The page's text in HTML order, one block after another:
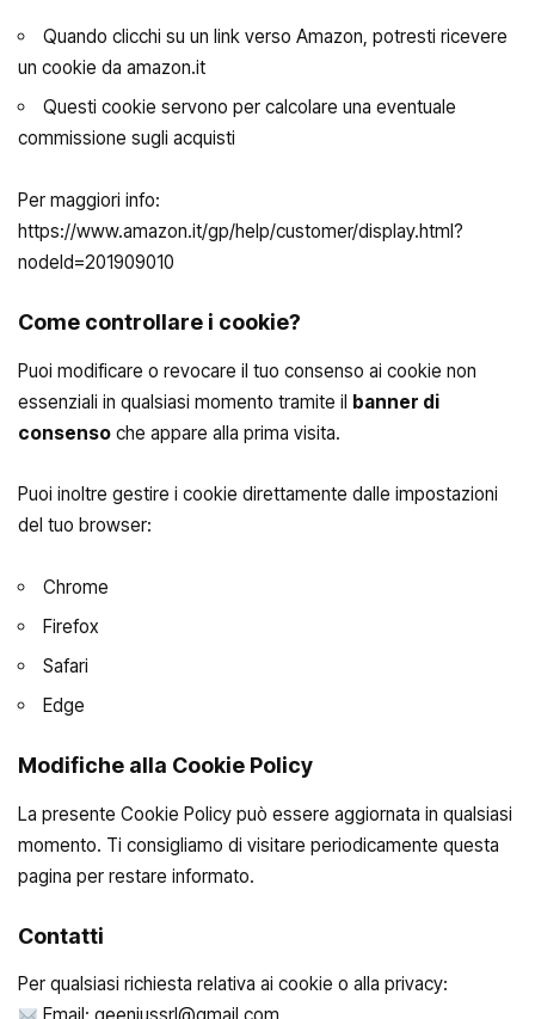
Quando clicchi su un link verso Amazon, potresti ricevere
un cookie da amazon.it
Questi cookie servono per calcolare una eventuale
commissione sugli acquisti
Per maggiori info:
https://www.amazon.it/gp/help/customer/display.html?
nodeId=201909010
Come controllare i cookie?
Puoi modificare o revocare il tuo consenso ai cookie non
essenziali in qualsiasi momento tramite il banner di
consenso che appare alla prima visita.
Puoi inoltre gestire i cookie direttamente dalle impostazioni
del tuo browser:
Chrome
Firefox
Safari
Edge
Modifiche alla Cookie Policy
La presente Cookie Policy può essere aggiornata in qualsiasi
momento. Ti consigliamo di visitare periodicamente questa
pagina per restare informato.
Contatti
Per qualsiasi richiesta relativa ai cookie o alla privacy: